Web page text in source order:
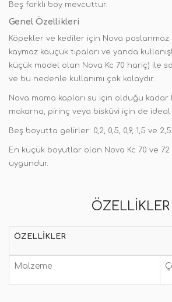
Beş farklı boy mevcuttur.
Genel Özellikleri
Köpekler ve kediler için Nova paslanmaz
kaymaz kauçuk tıpaları ve yanda
küçük model olan Nova Kc 70 hariç) ile
ve bu nedenle kullanımı çok kolaydır.
Nova mama kapları su için olduğu kadar
makarna, pirinç veya bisküvi için de ideal
Beş boyutta gelirler: 0,2, 0,5, 0,9, 1,5 ve
En küçük boyutlar olan Nova Kc 70 ve
uygundur.
ÖZELLIKLER
ÖZELLIKLER
Malzeme